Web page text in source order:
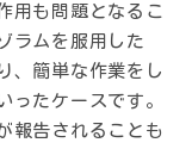
用も問題となるこ
ラムを服用した
、簡単な作業をし
ったケースです。
報告されることも